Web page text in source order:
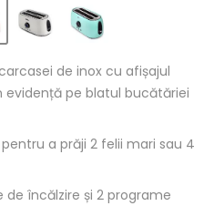
de inox cu afișajul
evidență pe blatul bucătăriei
a prăji 2 felii mari sau 4
încălzire și 2 programe